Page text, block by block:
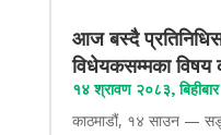
आज बस्दै
विधेयकसम्मका विषय
१४ श्रावण २०८३, बिहीबार
काठमाडौं, १४ साउन —